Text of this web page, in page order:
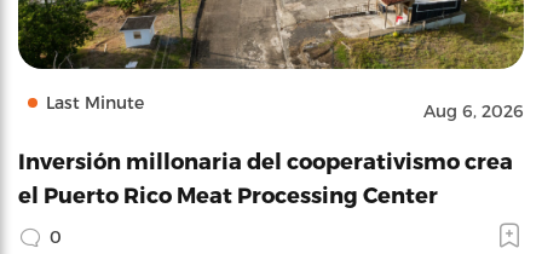
Last Minute Aug 6, 2026
Inversión millonaria del cooperativismo crea
el Puerto Rico Meat Processing Center
0